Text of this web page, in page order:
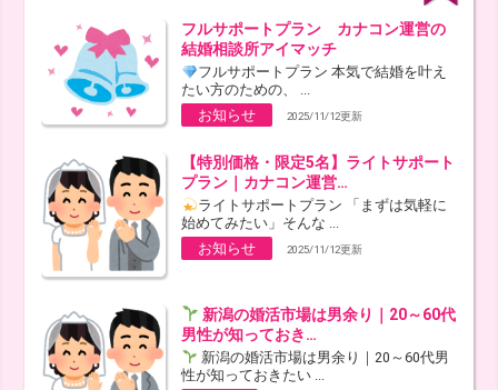
フルサポートプラン カナコン運営の
結婚相談所アイマッチ
フルサポートプラン 本気で結婚を叶え
たい方のための、 ...
お知らせ
2025/11/12更新
【特別価格・限定5名】ライトサポート
プラン｜カナコン運営…
ライトサポートプラン 「まずは気軽に
始めてみたい」そんな ...
お知らせ
2025/11/12更新
新潟の婚活市場は男余り｜20～60代
男性が知っておき…
新潟の婚活市場は男余り｜20～60代男
性が知っておきたい ...